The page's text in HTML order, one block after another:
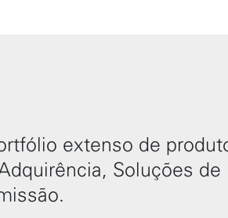
extenso de
Soluções de